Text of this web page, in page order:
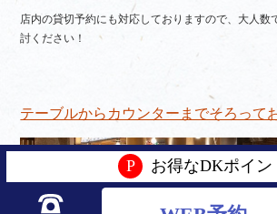
店内の貸切予約にも対応しておりますので、大人数
討ください！
テーブルからカウンターまでそろって
P お得なDKポイン